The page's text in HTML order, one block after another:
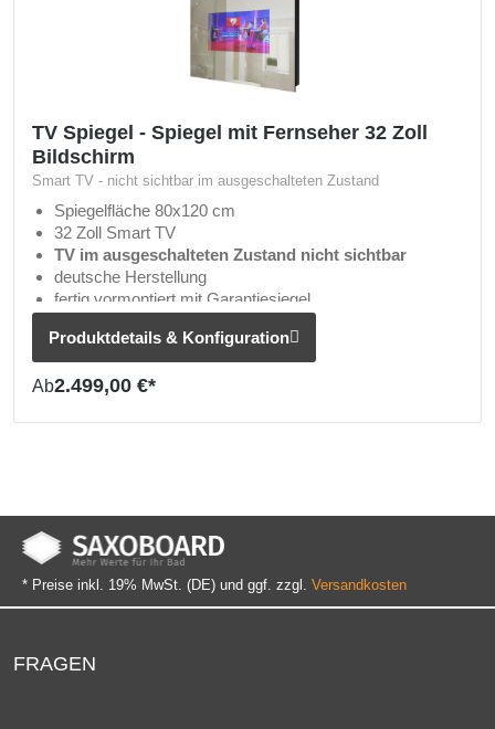
TV Spiegel - Spiegel mit Fernseher 32 Zoll
Bildschirm
Smart TV - nicht sichtbar im ausgeschalteten Zustand
Spiegelfläche 80x120 cm
32 Zoll Smart TV
TV im ausgeschalteten Zustand nicht sichtbar
deutsche Herstellung
fertig vormontiert mit Garantiesiegel
Sonderanfertigungen auf Anfrage möglich (TV
Größen von 22" bis 55")
Produktdetails & Konfiguration
Ab2.499,00 €*
* Preise inkl. 19% MwSt. (DE) und ggf. zzgl. Versandkosten
FRAGEN